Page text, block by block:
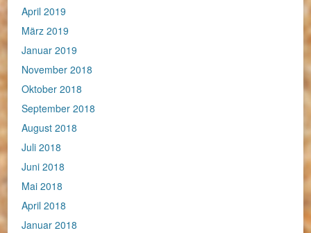
April 2019
März 2019
Januar 2019
November 2018
Oktober 2018
September 2018
August 2018
Juli 2018
Juni 2018
Mai 2018
April 2018
Januar 2018